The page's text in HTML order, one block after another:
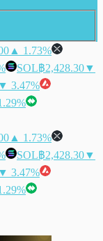
▲ 1.73%
SOL฿2,428.30▼
▼ 3.47%
▲ 1.73%
SOL฿2,428.30▼
▼ 3.47%